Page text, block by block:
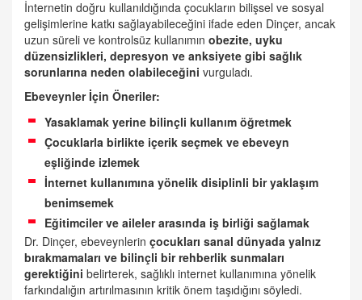
İnternetin doğru kullanıldığında çocukların bilişsel ve sosyal
gelişimlerine katkı sağlayabileceğini ifade eden Dinçer, ancak
uzun süreli ve kontrolsüz kullanımın obezite, uyku
düzensizlikleri, depresyon ve anksiyete gibi sağlık
sorunlarına neden olabileceğini vurguladı.
Ebeveynler İçin Öneriler:
Yasaklamak yerine bilinçli kullanım öğretmek
Çocuklarla birlikte içerik seçmek ve ebeveyn
eşliğinde izlemek
İnternet kullanımına yönelik disiplinli bir yaklaşım
benimsemek
Eğitimciler ve aileler arasında iş birliği sağlamak
Dr. Dinçer, ebeveynlerin çocukları sanal dünyada yalnız
bırakmamaları ve bilinçli bir rehberlik sunmaları
gerektiğini belirterek, sağlıklı internet kullanımına yönelik
farkındalığın artırılmasının kritik önem taşıdığını söyledi.